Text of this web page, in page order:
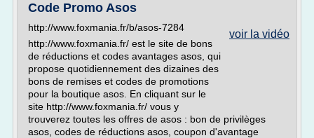
Code Promo Asos
voir la vidéo
http://www.foxmania.fr/b/asos-7284
http://www.foxmania.fr/ est le site de bons
de réductions et codes avantages asos, qui
propose quotidiennement des dizaines des
bons de remises et codes de promotions
pour la boutique asos. En cliquant sur le
site http://www.foxmania.fr/ vous y
trouverez toutes les offres de asos : bon de privilèges
asos, codes de réductions asos, coupon d'avantage